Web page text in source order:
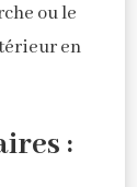
ou le
en
: